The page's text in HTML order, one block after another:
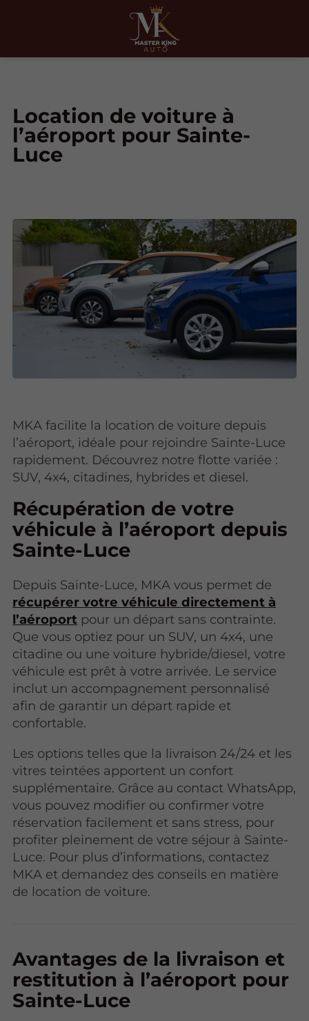
Location de voiture à
l’aéroport pour Sainte-
Luce
MKA facilite la location de voiture depuis
l’aéroport, idéale pour rejoindre Sainte-Luce
rapidement. Découvrez notre flotte variée :
SUV, 4x4, citadines, hybrides et diesel.
Récupération de votre
véhicule à l’aéroport depuis
Sainte-Luce
Depuis Sainte-Luce, MKA vous permet de
récupérer votre véhicule directement à
l’aéroport pour un départ sans contrainte.
Que vous optiez pour un SUV, un 4x4, une
citadine ou une voiture hybride/diesel, votre
véhicule est prêt à votre arrivée. Le service
inclut un accompagnement personnalisé
afin de garantir un départ rapide et
confortable.
Les options telles que la livraison 24/24 et les
vitres teintées apportent un confort
supplémentaire. Grâce au contact WhatsApp,
vous pouvez modifier ou confirmer votre
réservation facilement et sans stress, pour
profiter pleinement de votre séjour à Sainte-
Luce. Pour plus d’informations, contactez
MKA et demandez des conseils en matière
de location de voiture.
Avantages de la livraison et
restitution à l’aéroport pour
Sainte-Luce